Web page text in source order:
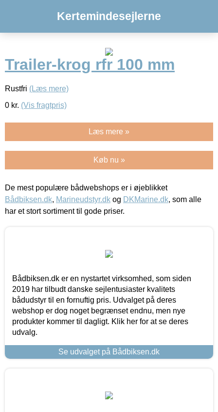
Kertemindesejlerne
Trailer-krog rfr 100 mm
Rustfri (Læs mere)
0 kr. (Vis fragtpris)
Læs mere »
Køb nu »
De mest populære bådwebshops er i øjeblikket
Bådbiksen.dk, Marineudstyr.dk og DKMarine.dk, som alle
har et stort sortiment til gode priser.
Bådbiksen.dk er en nystartet virksomhed, som siden
2019 har tilbudt danske sejlentusiaster kvalitets
bådudstyr til en fornuftig pris. Udvalget på deres
webshop er dog noget begrænset endnu, men nye
produkter kommer til dagligt. Klik her for at se deres
udvalg.
Se udvalget på Bådbiksen.dk